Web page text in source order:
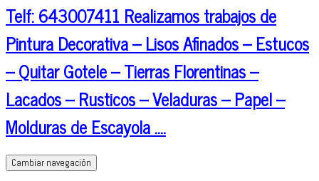
Telf: 643007411 Realizamos trabajos de
Pintura Decorativa – Lisos Afinados – Estucos
– Quitar Gotele – Tierras Florentinas –
Lacados – Rusticos – Veladuras – Papel –
Molduras de Escayola ….
Cambiar navegación